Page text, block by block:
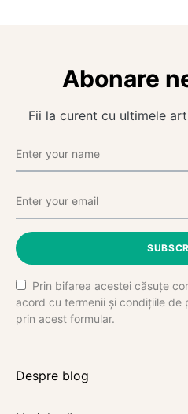
Abonare
Fii la curent cu ultimele
Prin bifarea acestei căsuțe
acord cu termenii și condițiile de
prin acest formular.
Despre blog